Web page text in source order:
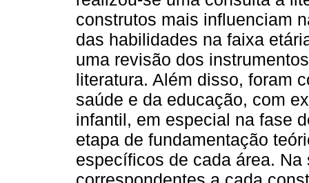
construtos mais influenciam
das habilidades na faixa
uma revisão dos
literatura. Além disso, foram
saúde e da educação, com
infantil, em especial na fase
etapa de fundamentação
específicos de cada área.